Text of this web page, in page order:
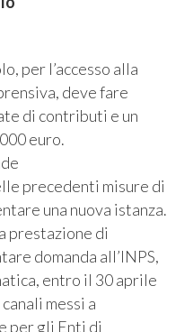
per l’accesso alla
deve fare
di contributi e un
euro.
precedenti misure di
una nuova istanza.
prestazione di
domanda all’INPS,
entro il 30 aprile
messi a
per gli Enti di